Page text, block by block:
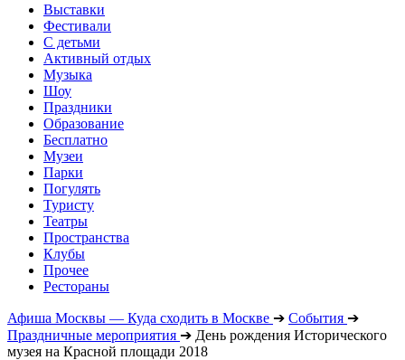
Выставки
Фестивали
С детьми
Активный отдых
Музыка
Шоу
Праздники
Образование
Бесплатно
Музеи
Парки
Погулять
Туристу
Театры
Пространства
Клубы
Прочее
Рестораны
Афиша Москвы — Куда сходить в Москве ➔ События ➔
Праздничные мероприятия ➔ День рождения Исторического
музея на Красной площади 2018